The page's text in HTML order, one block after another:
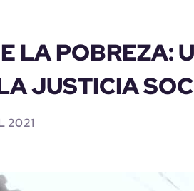
LA POBREZA:
JUSTICIA
2021